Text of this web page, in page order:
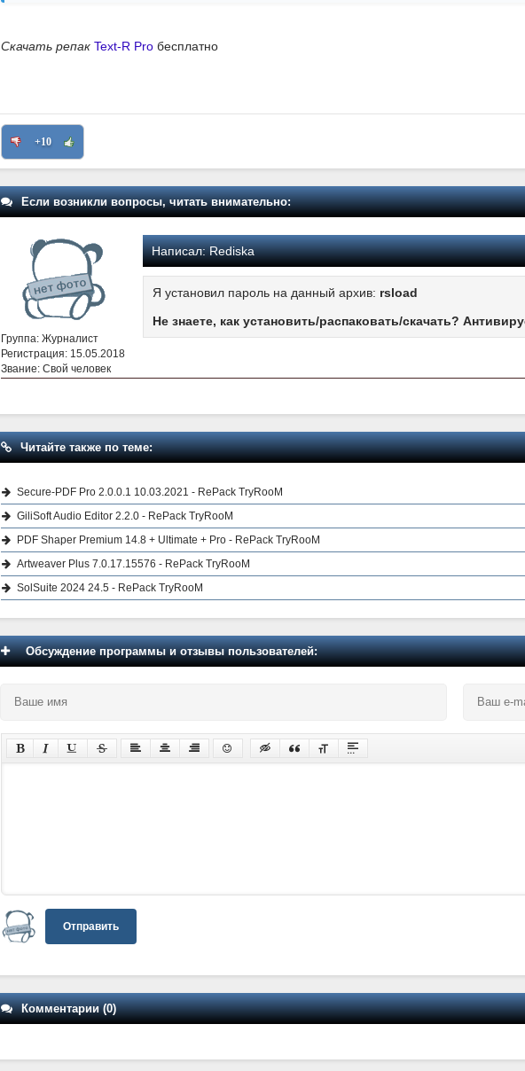
Скачать репак Text-R Pro бесплатно
+10
Если возникли вопросы, читать внимательно:
Группа: Журналист
Регистрация: 15.05.2018
Звание: Свой человек
Написал:Rediska
Я установил пароль на данный архив: rsload
Не знаете, как установить/распаковать/скачать?
Читайте также по теме:
Secure-PDF Pro 2.0.0.1 10.03.2021 - RePack TryRooM
GiliSoft Audio Editor 2.2.0 - RePack TryRooM
PDF Shaper Premium 14.8 + Ultimate + Pro - RePack TryRooM
Artweaver Plus 7.0.17.15576 - RePack TryRooM
SolSuite 2024 24.5 - RePack TryRooM
Обсуждение программы и отзывы пользователей:
Отправить
Комментарии (0)